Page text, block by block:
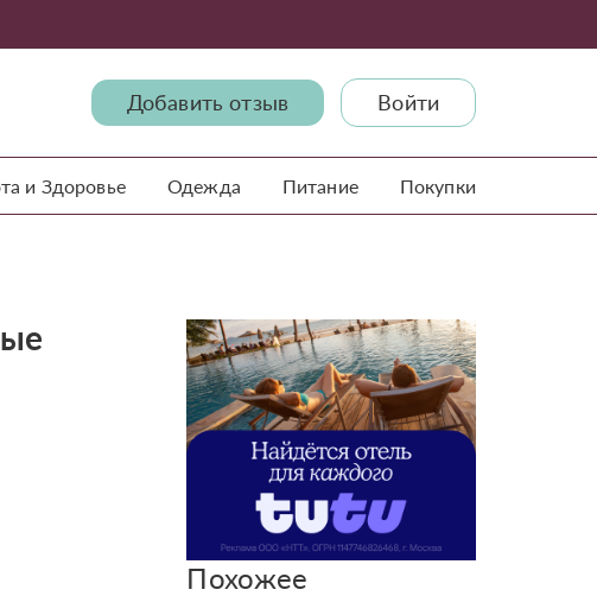
Добавить отзыв Войти
и Здоровье Одежда Питание Покупки
Похожее